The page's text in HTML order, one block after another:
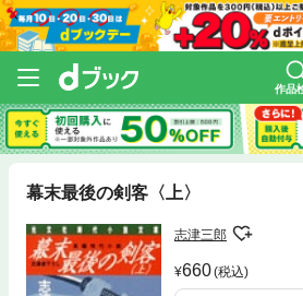
作品
幕末最後の剣客〈上〉
志津三郎
660(税込)